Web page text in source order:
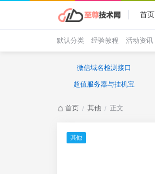
首页
默认分类 经验教程 活动资讯
微信域名检测接口
超值服务器与挂机宝
首页 / 其他 / 正文
其他